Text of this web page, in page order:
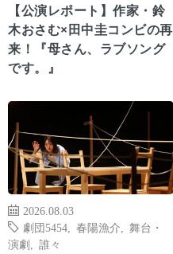
【公演レポート】作家・鈴
木おさむ×田中圭コンビの再
来！『母さん、ラブソング
です。』
2026.08.03
劇団5454
春陽漁介
舞台・
演劇
誰々